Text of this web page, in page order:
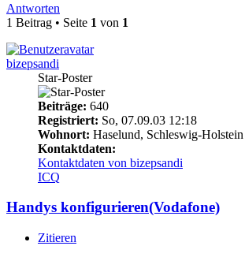
Antworten
1 Beitrag • Seite 1 von 1
bizepsandi
Star-Poster
Beiträge: 640
Registriert: So, 07.09.03 12:18
Wohnort: Haselund, Schleswig-Holstein
Kontaktdaten:
Kontaktdaten von bizepsandi
ICQ
Handys konfigurieren(Vodafone)
Zitieren